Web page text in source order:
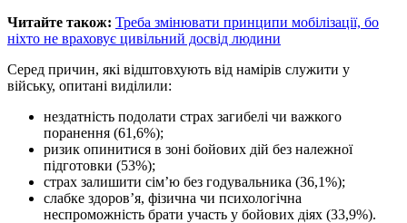
Читайте також: Треба змінювати принципи мобілізації, бо
ніхто не враховує цивільний досвід людини
Серед причин, які відштовхують від намірів служити у
війську, опитані виділили:
нездатність подолати страх загибелі чи важкого
поранення (61,6%);
ризик опинитися в зоні бойових дій без належної
підготовки (53%);
страх залишити сім’ю без годувальника (36,1%);
слабке здоров’я, фізична чи психологічна
неспроможність брати участь у бойових діях (33,9%).